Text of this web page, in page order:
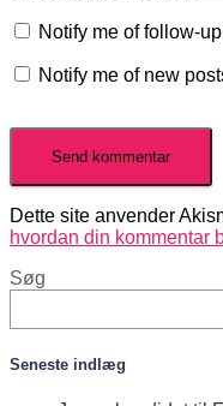
Notify me of follow-
Notify me of new
Dette site anvender
hvordan din kommentar
Søg
Seneste indlæg